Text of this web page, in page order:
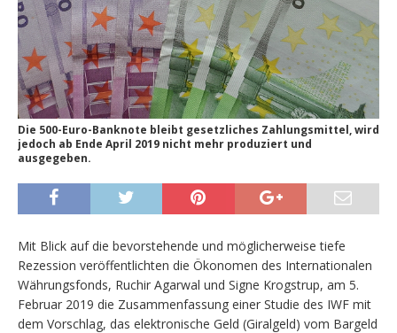
Die 500-Euro-Banknote bleibt gesetzliches Zahlungsmittel, wird
jedoch ab Ende April 2019 nicht mehr produziert und
ausgegeben.
Mit Blick auf die bevorstehende und möglicherweise tiefe
Rezession veröffentlichten die Ökonomen des Internationalen
Währungsfonds, Ruchir Agarwal und Signe Krogstrup, am 5.
Februar 2019 die Zusammenfassung einer Studie des IWF mit
dem Vorschlag, das elektronische Geld (Giralgeld) vom Bargeld